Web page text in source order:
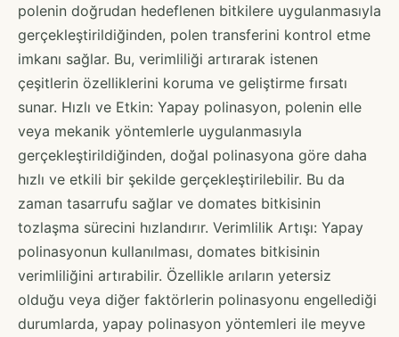
polenin doğrudan hedeflenen bitkilere uygulanmasıyla
gerçekleştirildiğinden, polen transferini kontrol etme
imkanı sağlar. Bu, verimliliği artırarak istenen
çeşitlerin özelliklerini koruma ve geliştirme fırsatı
sunar. Hızlı ve Etkin: Yapay polinasyon, polenin elle
veya mekanik yöntemlerle uygulanmasıyla
gerçekleştirildiğinden, doğal polinasyona göre daha
hızlı ve etkili bir şekilde gerçekleştirilebilir. Bu da
zaman tasarrufu sağlar ve domates bitkisinin
tozlaşma sürecini hızlandırır. Verimlilik Artışı: Yapay
polinasyonun kullanılması, domates bitkisinin
verimliliğini artırabilir. Özellikle arıların yetersiz
olduğu veya diğer faktörlerin polinasyonu engellediği
durumlarda, yapay polinasyon yöntemleri ile meyve